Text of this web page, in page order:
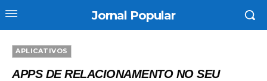
Jornal Popular
APLICATIVOS
APPS DE RELACIONAMENTO NO SEU